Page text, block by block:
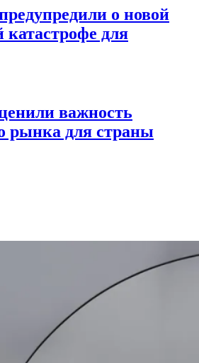
о новой
катастрофе для
важность
рынка для страны